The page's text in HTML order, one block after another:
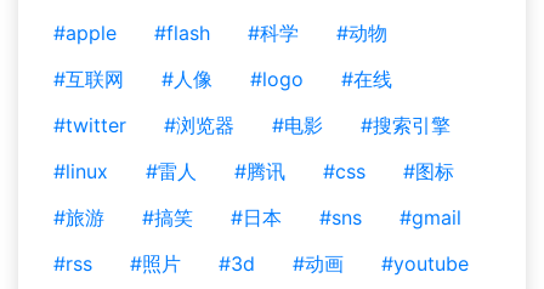
#apple
#flash #科学
#动物
#互联网
#人像 #logo
#在线
#twitter
#浏览器 #电影
#搜索引擎
#linux
#雷人 #腾讯 #css
#图标
#旅游
#搞笑 #日本 #sns
#gmail
#rss
#照片 #3d #动画
#youtube